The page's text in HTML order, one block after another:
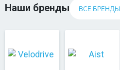
Наши бренды ВСЕ БРЕНДЫ